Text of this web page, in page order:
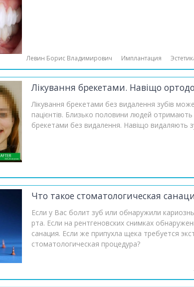
Левин Борис Владимирович Имплантация
Лікування брекетами. Навіщо
Лікування брекетами без видалення зубів
пацієнтів. Близько половини людей
брекетами без видалення. Навіщо видаляють
Что такое стоматологическая
Если у Вас болит зуб или обнаружили
рта. Если на рентгеновских снимках
санация. Если же припухла щека требуется
стоматологическая процедура?